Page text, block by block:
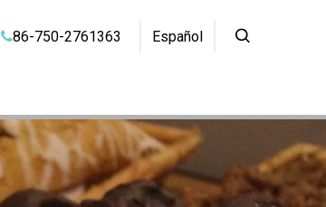
86-750-2761363 Español